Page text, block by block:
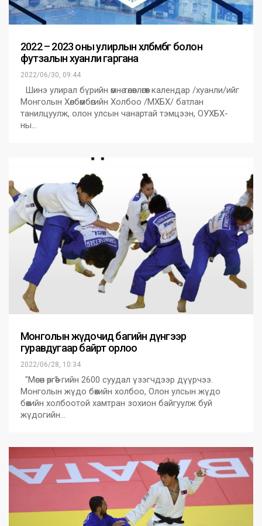
2022 – 2023 оны улирлын хөлбөмбөг болон
футзалын хуанли гаргана
2022/06/30, 09:44
Шинэ улирал бүрийн өмнө төлөвлөгөөт календар /хуанли/ийг
Монголын Хөлбөмбөгийн Холбоо /МХБХ/ батлан
танилцуулж, олон улсын чанартай тэмцээн, ОУХБХ-
ны…
Монголын жүдочид багийн дүнгээр
гуравдугаар байрт орлоо
2022/06/28, 10:34
"Мөсөн өргөө"-гийн 2600 суудал үзэгчдээр дүүрчээ.
Монголын жүдо бөхийн холбоо, Олон улсын жүдо
бөхийн холбоотой хамтран зохион байгуулж буй
жүдогийн…